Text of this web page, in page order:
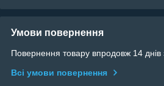
Умови повернення
Повернення товару впродовж 14 днів
Всі умови повернення